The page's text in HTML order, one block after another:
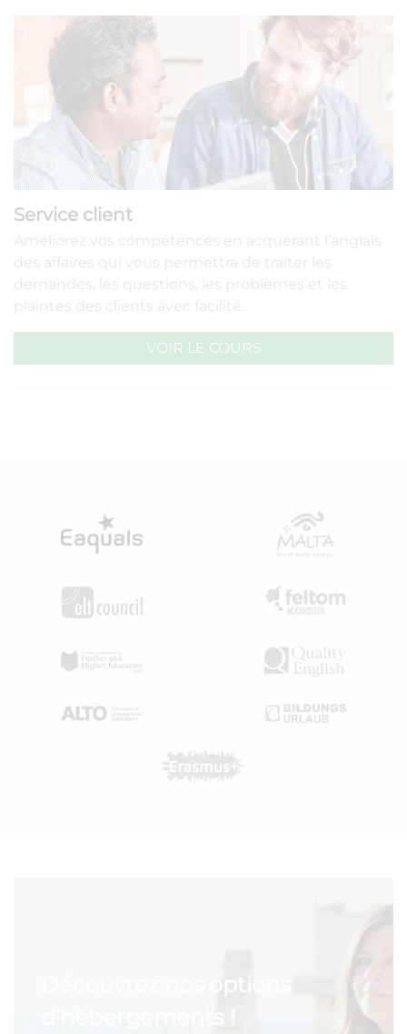
Service client
Améliorez vos compétences en acquérant l’anglais
des affaires qui vous permettra de traiter les
demandes, les questions, les problèmes et les
plaintes des clients avec facilité.
VOIR LE COURS